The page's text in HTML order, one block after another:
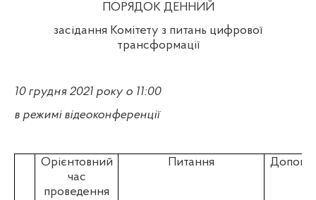
ПОРЯДОК ДЕННИЙ
засідання Комітету з питань цифрової
трансформації
10 грудня 2021 року о 11:00
в режимі відеоконференції
Орієнтовний
час
проведення
Питання